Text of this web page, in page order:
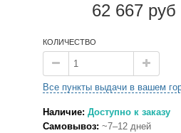
62 667 руб
КОЛИЧЕСТВО
Все пункты выдачи в вашем
Наличие: Доступно к заказу
Самовывоз: ~7–12 дней